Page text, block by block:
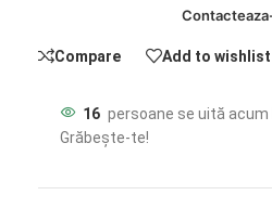
Compare Add to wishlist
16 persoane se uită acum
Grăbește-te!